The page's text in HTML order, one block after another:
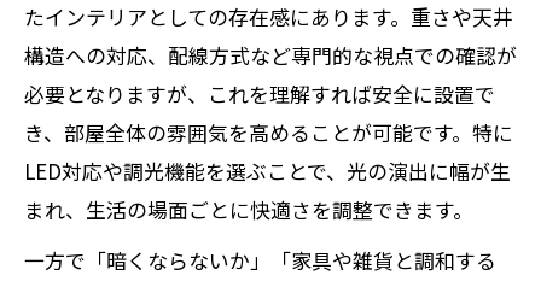
たインテリアとしての存在感にあります。重さや天井
構造への対応、配線方式など専門的な視点での確認が
必要となりますが、これを理解すれば安全に設置で
き、部屋全体の雰囲気を高めることが可能です。特に
LED対応や調光機能を選ぶことで、光の演出に幅が生
まれ、生活の場面ごとに快適さを調整できます。
一方で「暗くならないか」「家具や雑貨と調和する